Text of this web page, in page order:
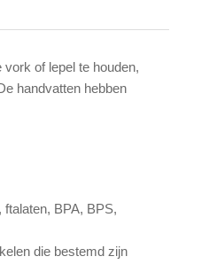
of lepel te houden,
handvatten hebben
BPA, BPS,
die bestemd zijn